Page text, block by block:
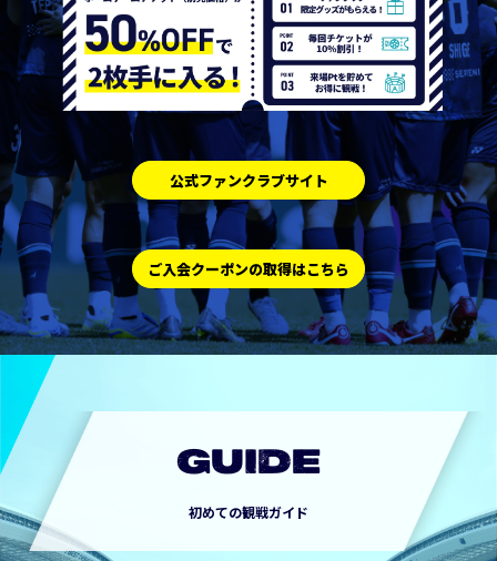
公式ファンクラブサイト
ご入会クーポンの取得はこちら
GUIDE
初めての観戦ガイド